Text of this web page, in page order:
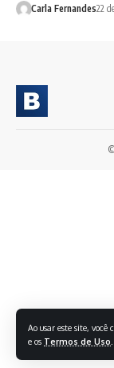
Ao usar este site, você
e os Termos de Uso
Carla Fernandes22